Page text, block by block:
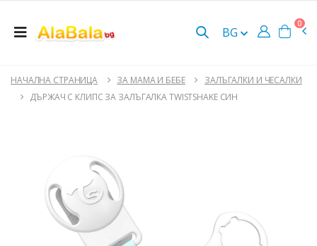
BG
0
НАЧАЛНА СТРАНИЦА ЗА МАМА И БЕБЕ
ЗАЛЪГАЛКИ И ЧЕСАЛКИ
ДЪРЖАЧ С КЛИПС ЗА ЗАЛЪГАЛКА TWISTSHAKE СИН